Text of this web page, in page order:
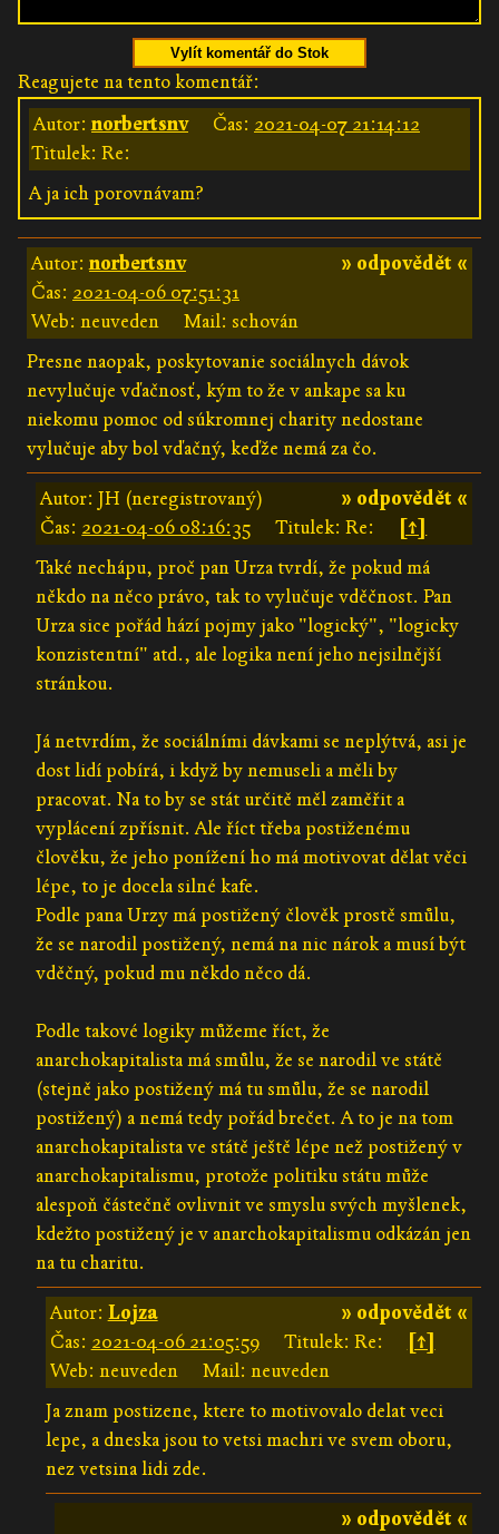
Vylít komentář do Stok
Reagujete na tento komentář:
Autor:norbertsnv Čas: 2021-04-07 21:14:12
Titulek: Re:
A ja ich porovnávam?
» odpovědět «
Autor:norbertsnv
Čas: 2021-04-06 07:51:31
Web: neuveden
Mail: schován
Presne naopak, poskytovanie sociálnych dávok
nevylučuje vďačnosť, kým to že v ankape sa ku
niekomu pomoc od súkromnej charity nedostane
vylučuje aby bol vďačný, keďže nemá za čo.
» odpovědět «
Autor: JH (neregistrovaný)
Čas: 2021-04-06 08:16:35 Titulek: Re:
[↑]
Také nechápu, proč pan Urza tvrdí, že pokud má
někdo na něco právo, tak to vylučuje vděčnost. Pan
Urza sice pořád hází pojmy jako "logický", "logicky
konzistentní" atd., ale logika není jeho nejsilnější
stránkou.
Já netvrdím, že sociálními dávkami se neplýtvá, asi je
dost lidí pobírá, i když by nemuseli a měli by
pracovat. Na to by se stát určitě měl zaměřit a
vyplácení zpřísnit. Ale říct třeba postiženému
člověku, že jeho ponížení ho má motivovat dělat věci
lépe, to je docela silné kafe.
Podle pana Urzy má postižený člověk prostě smůlu,
že se narodil postižený, nemá na nic nárok a musí být
vděčný, pokud mu někdo něco dá.
Podle takové logiky můžeme říct, že
anarchokapitalista má smůlu, že se narodil ve státě
(stejně jako postižený má tu smůlu, že se narodil
postižený) a nemá tedy pořád brečet. A to je na tom
anarchokapitalista ve státě ještě lépe než postižený v
anarchokapitalismu, protože politiku státu může
alespoň částečně ovlivnit ve smyslu svých myšlenek,
kdežto postižený je v anarchokapitalismu odkázán jen
na tu charitu.
» odpovědět «
Autor: Lojza
Čas: 2021-04-06 21:05:59 Titulek: Re:
[↑]
Web: neuveden
Mail: neuveden
Ja znam postizene, ktere to motivovalo delat veci
lepe, a dneska jsou to vetsi machri ve svem oboru,
nez vetsina lidi zde.
» odpovědět «